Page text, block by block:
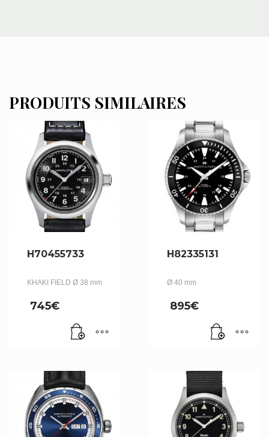
PRODUITS SIMILAIRES
H70455733
KHAKI FIELD Ø 38 mm
745€
H82335131
Ø 40 mm
895€